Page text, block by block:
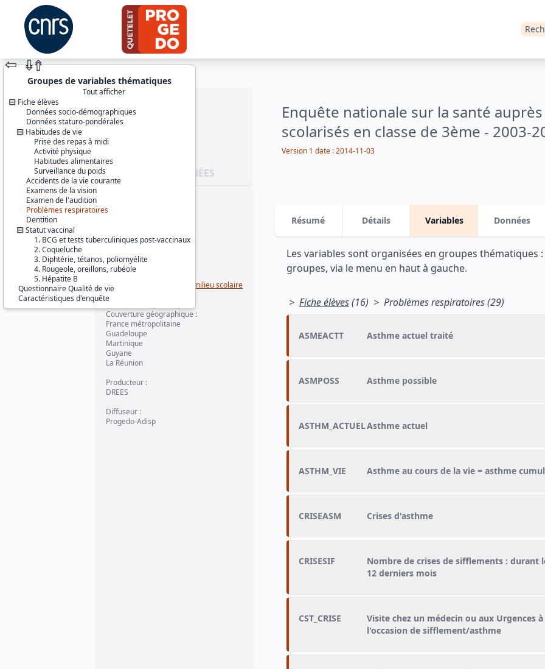
JEU DE DONNÉES
Enquête nationale sur la santé
scolarisés en classe de 3ème - 2003-
Version 1 date : 2014-11-03
⇦ ⇮⇮
Groupes de variables thématiques
Tout afficher
Fiche élèves
Données socio-démographiques
Données staturo-pondérales
Habitudes de vie
Prise des repas à midi
Activité physique
Habitudes alimentaires
Surveillance du poids
Accidents de la vie courante
Examens de la vision
Examen de l'audition
Problèmes respiratoires
Dentition
Statut vaccinal
1. BCG et tests tuberculiniques post-vaccinaux
2. Coqueluche
3. Diphtérie, tétanos, poliomyélite
4. Rougeole, oreillons, rubéole
5. Hépatite B
Questionnaire Qualité de vie
Caractéristiques d'enquête
Identifiants :
Thèmes :
Santé et protection sociale
Éducation et formation
Série :
Enquêtes santé en milieu scolaire
(ESMS)
Couverture géographique :
France métropolitaine
Guadeloupe
Martinique
Guyane
La Réunion
Producteur :
DREES
Diffuseur :
Progedo-Adisp
Résumé Détails Variables Données
Les variables sont organisées en groupes thématiques
groupes, via le menu en haut à gauche.
> Fiche élèves(16) > Problèmes respiratoires (29)
ASMEACTT Asthme actuel traité
ASMPOSS Asthme possible
ASTHM_ACTUELAsthme actuel
ASTHM_VIE Asthme au cours de la vie = asthme
CRISEASM Crises d'asthme
CRISESIF
Nombre de crises de sifflements : durant
12 derniers mois
CST_CRISE
Visite chez un médecin ou aux Urgences à
l'occasion de sifflement/asthme